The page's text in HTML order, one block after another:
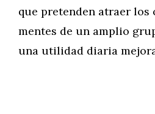
que pretenden atraer los
mentes de un amplio
una utilidad diaria